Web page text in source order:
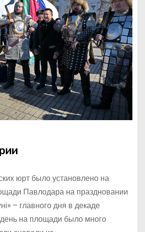
юрт было установлено на
Павлодара на праздновании
– главного дня в декаде
на площади было много